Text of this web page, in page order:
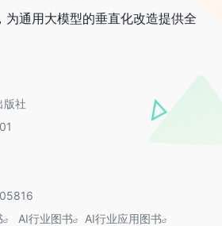
为通用大模型的垂直化改造提供全
版社
AI行业图书 AI行业应用图书